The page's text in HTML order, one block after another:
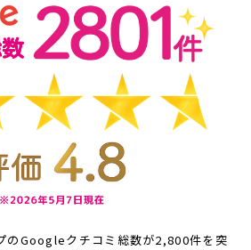
のGoogleクチコミ総数が2,800件を突